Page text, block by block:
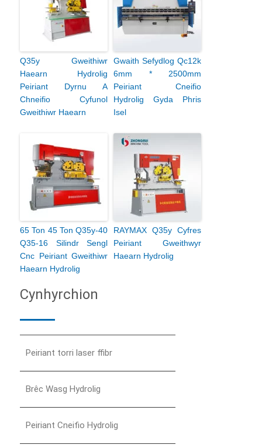
Q35y Gweithiwr
Haearn Hydrolig
Peiriant Dyrnu A
Chneifio Cyfunol
Gweithiwr Haearn
Gwaith Sefydlog Qc12k
6mm * 2500mm
Peiriant Cneifio
Hydrolig Gyda Phris
Isel
65 Ton 45 Ton Q35y-40
Q35-16 Silindr Sengl
Cnc Peiriant Gweithiwr
Haearn Hydrolig
RAYMAX Q35y Cyfres
Peiriant Gweithwyr
Haearn Hydrolig
Cynhyrchion
Peiriant torri laser ffibr
Brêc Wasg Hydrolig
Peiriant Cneifio Hydrolig